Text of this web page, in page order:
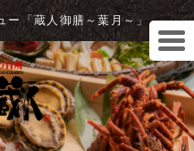
ー「蔵人御膳～葉月～」